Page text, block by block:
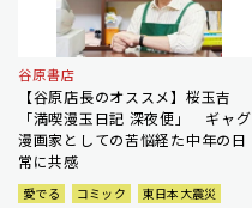
谷原書店
【谷原店長のオススメ】桜玉吉
「満喫漫玉日記 深夜便」 ギャグ
漫画家としての苦悩経た中年の日
常に共感
愛でる コミック
東日本大震災